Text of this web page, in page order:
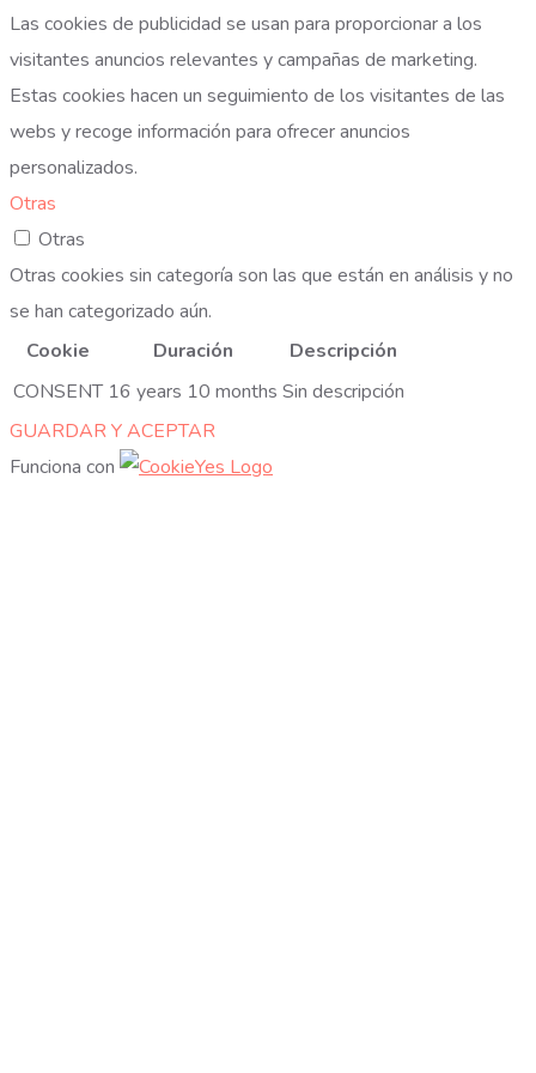
Las cookies de publicidad se usan para proporcionar a los
visitantes anuncios relevantes y campañas de marketing.
Estas cookies hacen un seguimiento de los visitantes de las
webs y recoge información para ofrecer anuncios
personalizados.
Otras
Otras
Otras cookies sin categoría son las que están en análisis y no
se han categorizado aún.
Cookie
Duración
Descripción
CONSENT 16 years 10 months Sin descripción
GUARDAR Y ACEPTAR
Funciona con